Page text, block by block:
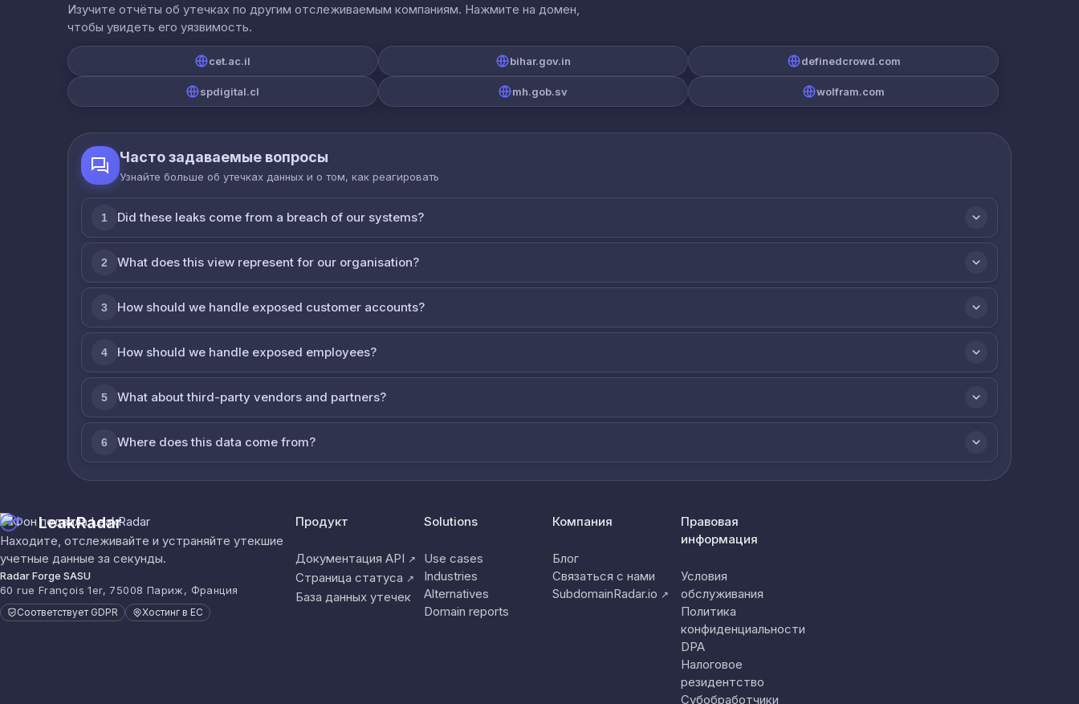
Изучите отчёты об утечках по другим отслеживаемым компаниям. Нажмите на домен,
чтобы увидеть его уязвимость.
cet.ac.il bihar.gov.in definedcrowd.com
spdigital.cl mh.gob.sv wolfram.com
Часто задаваемые вопросы
Узнайте больше об утечках данных и о том, как реагировать
1 Did these leaks come from a breach of our systems?
2 What does this view represent for our organisation?
3 How should we handle exposed customer accounts?
4 How should we handle exposed employees?
5 What about third-party vendors and partners?
6 Where does this data come from?
LeakRadar
Находите, отслеживайте и устраняйте утекшие
учетные данные за секунды.
Radar Forge SASU
60 rue François 1er, 75008 Париж, Франция
Соответствует GDPR Хостинг в ЕС
Продукт
Документация API ↗
Страница статуса ↗
База данных утечек
Solutions
Use cases
Industries
Alternatives
Domain reports
Компания
Блог
Связаться с нами
SubdomainRadar.io ↗
Правовая
информация
Условия
обслуживания
Политика
конфиденциальности
DPA
Налоговое
резидентство
Субобработчики